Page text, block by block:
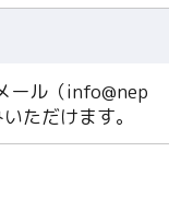
ル（info@nep
ただけます。